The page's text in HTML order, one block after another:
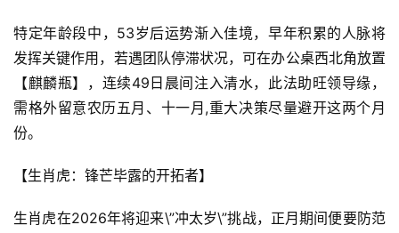
特定年龄段中，53岁后运势渐入佳境，早年积累的人脉将
发挥关键作用，若遇团队停滞状况，可在办公桌西北角放置
【麒麟瓶】，连续49日晨间注入清水，此法助旺领导缘，
需格外留意农历五月、十一月,重大决策尽量避开这两个月
份。
【生肖虎：锋芒毕露的开拓者】
生肖虎在2026年将迎来\”冲太岁\”挑战，正月期间便要防范